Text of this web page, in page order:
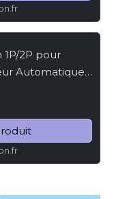
2P pour
Automatique
vocale
Touch